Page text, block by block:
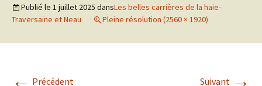
Publié le 1 juillet 2025 dansLes belles carrières de la haie-
Traversaine et Neau
Pleine résolution (2560 × 1920)
← Précédent Suivant →